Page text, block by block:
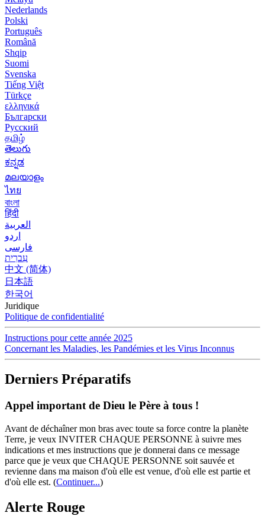
Nederlands
Polski
Português
Română
Shqip
Suomi
Svenska
Tiếng Việt
Türkçe
ελληνικά
Български
Русский
தமிழ்
తెలుగు
ಕನ್ನಡ
മലയാളം
ไทย
বাংলা
हिंदी
العربية
اردو
فارسی
עִברִית
中文 (简体)
日本語
한국어
Juridique
Politique de confidentialité
Instructions pour cette année 2025
Concernant les Maladies, les Pandémies et les Virus Inconnus
Derniers Préparatifs
Appel important de Dieu le Père à tous !
Avant de déchaîner mon bras avec toute sa force contre la planète
Terre, je veux INVITER CHAQUE PERSONNE à suivre mes
indications et mes instructions que je donnerai dans ce message
parce que je veux que CHAQUE PERSONNE soit sauvée et
revienne dans ma maison d'où elle est venue, d'où elle est partie et
d'où elle est. (Continuer...)
Alerte Rouge